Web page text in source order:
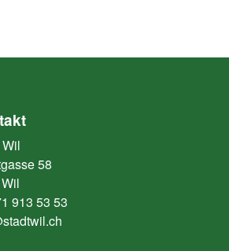
58
913 53 53